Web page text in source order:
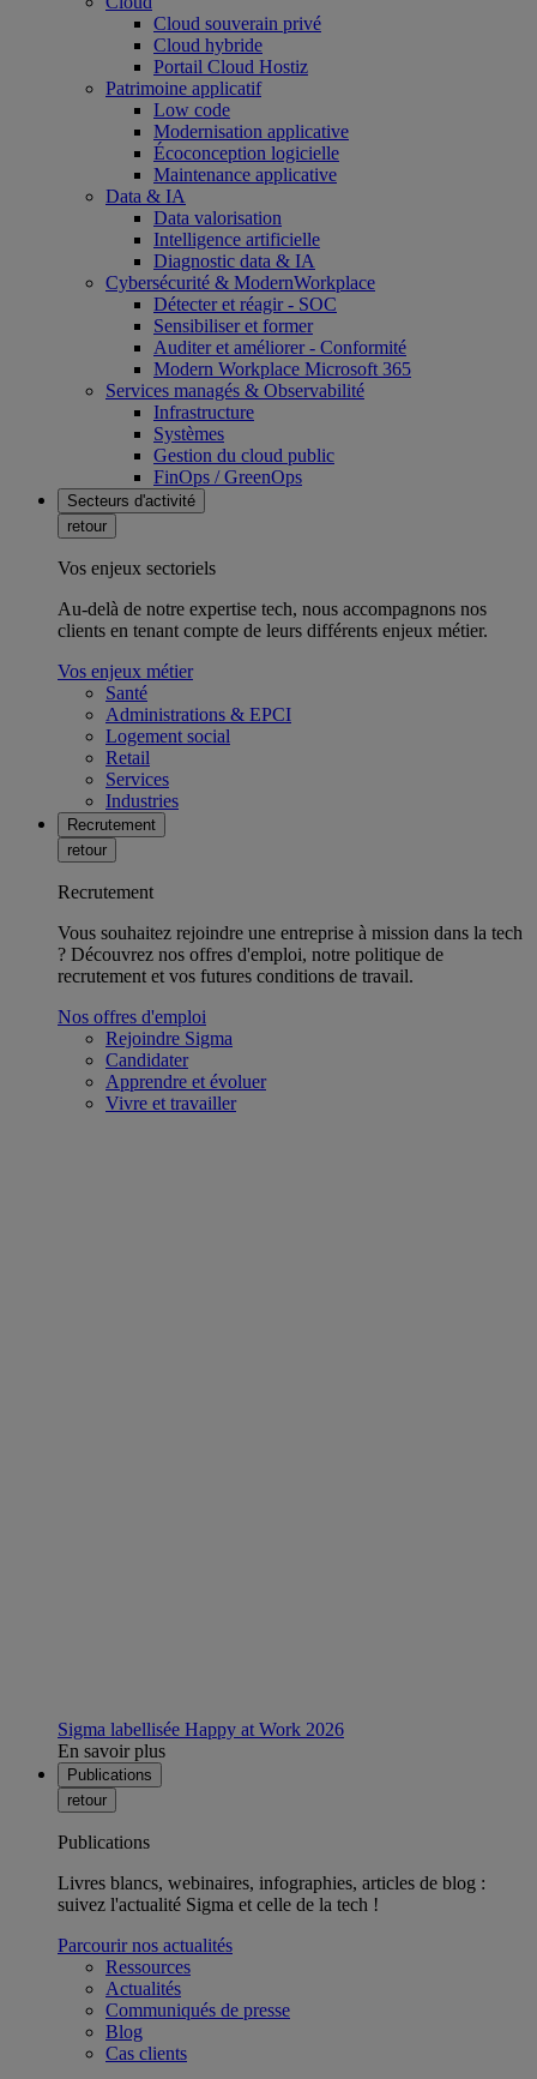
Cloud souverain privé
Cloud hybride
Portail Cloud Hostiz
Patrimoine applicatif
Low code
Modernisation applicative
Écoconception logicielle
Maintenance applicative
Data & IA
Data valorisation
Intelligence artificielle
Diagnostic data & IA
Cybersécurité & ModernWorkplace
Détecter et réagir - SOC
Sensibiliser et former
Auditer et améliorer - Conformité
Modern Workplace Microsoft 365
Services managés & Observabilité
Infrastructure
Systèmes
Gestion du cloud public
FinOps / GreenOps
Secteurs d'activité
retour
Vos enjeux sectoriels
Au-delà de notre expertise tech, nous accompagnons nos
clients en tenant compte de leurs différents enjeux métier.
Vos enjeux métier
Santé
Administrations & EPCI
Logement social
Retail
Services
Industries
Recrutement
retour
Recrutement
Vous souhaitez rejoindre une entreprise à mission dans la tech
? Découvrez nos offres d'emploi, notre politique de
recrutement et vos futures conditions de travail.
Nos offres d'emploi
Rejoindre Sigma
Candidater
Apprendre et évoluer
Vivre et travailler
Sigma labellisée Happy at Work 2026
En savoir plus
Publications
retour
Publications
Livres blancs, webinaires, infographies, articles de blog :
suivez l'actualité Sigma et celle de la tech !
Parcourir nos actualités
Ressources
Actualités
Communiqués de presse
Blog
Cas clients